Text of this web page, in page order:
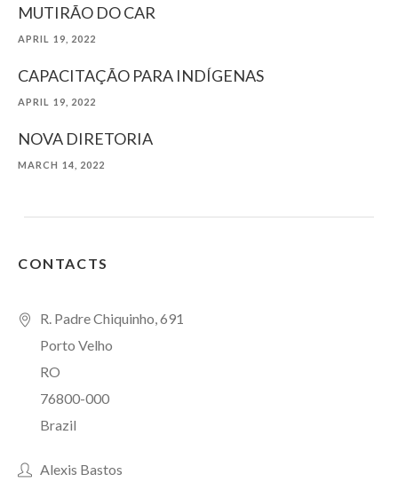
MUTIRÃO DO CAR
APRIL 19, 2022
CAPACITAÇÃO PARA INDÍGENAS
APRIL 19, 2022
NOVA DIRETORIA
MARCH 14, 2022
CONTACTS
R. Padre Chiquinho, 691
Porto Velho
RO
76800-000
Brazil
Alexis Bastos